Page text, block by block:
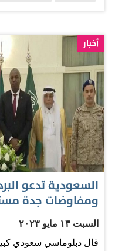
الكأس". وأضاف سموه:
المنطقة وتنمو وتزدهر..
المملكة أخي الأمير
"أوروبا الجديدة ".. كل
خادم الحرمين الشريفين
أخبار
السعودية تدعو
ومفاوضات جدة
السبت ١٣ مايو ٢٠٢٣
قال دبلوماسي سعودي